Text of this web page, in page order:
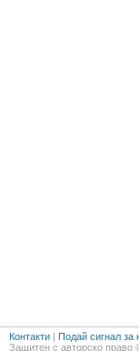
Контакти | Подай сигнал за
Защитен с авторско право